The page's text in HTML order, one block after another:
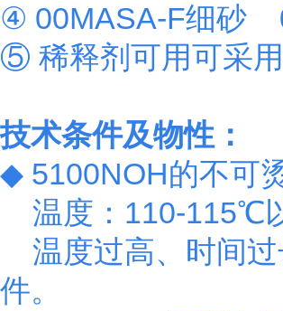
④ 00MASA-F细砂
⑤ 稀释剂可用可采
技术条件及物性：
◆ 5100NOH的不
温度：110-115℃
温度过高、时间过
件。